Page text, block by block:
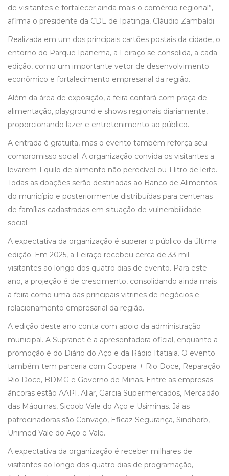
de visitantes e fortalecer ainda mais o comércio regional”,
afirma o presidente da CDL de Ipatinga, Cláudio Zambaldi.
Realizada em um dos principais cartões postais da cidade, o
entorno do Parque Ipanema, a Feiraço se consolida, a cada
edição, como um importante vetor de desenvolvimento
econômico e fortalecimento empresarial da região.
Além da área de exposição, a feira contará com praça de
alimentação, playground e shows regionais diariamente,
proporcionando lazer e entretenimento ao público.
A entrada é gratuita, mas o evento também reforça seu
compromisso social. A organização convida os visitantes a
levarem 1 quilo de alimento não perecível ou 1 litro de leite.
Todas as doações serão destinadas ao Banco de Alimentos
do município e posteriormente distribuídas para centenas
de famílias cadastradas em situação de vulnerabilidade
social.
A expectativa da organização é superar o público da última
edição. Em 2025, a Feiraço recebeu cerca de 33 mil
visitantes ao longo dos quatro dias de evento. Para este
ano, a projeção é de crescimento, consolidando ainda mais
a feira como uma das principais vitrines de negócios e
relacionamento empresarial da região.
A edição deste ano conta com apoio da administração
municipal. A Supranet é a apresentadora oficial, enquanto a
promoção é do Diário do Aço e da Rádio Itatiaia. O evento
também tem parceria com Coopera + Rio Doce, Reparação
Rio Doce, BDMG e Governo de Minas. Entre as empresas
âncoras estão AAPI, Aliar, Garcia Supermercados, Mercadão
das Máquinas, Sicoob Vale do Aço e Usiminas. Já as
patrocinadoras são Convaço, Eficaz Segurança, Sindhorb,
Unimed Vale do Aço e Vale.
A expectativa da organização é receber milhares de
visitantes ao longo dos quatro dias de programação,